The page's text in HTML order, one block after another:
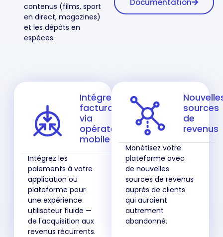
contenus (films, sport
en direct, magazines)
et les dépôts en
espèces.
Documentation
Intégrez la
facturation
via
opérateur
mobile
Intégrez les
paiements à votre
application ou
plateforme pour
une expérience
utilisateur fluide —
de l'acquisition aux
revenus récurrents.
sources
de
revenus
Monétisez votre
plateforme avec
de nouvelles
sources de revenus
auprès de clients
qui auraient
autrement
abandonné.